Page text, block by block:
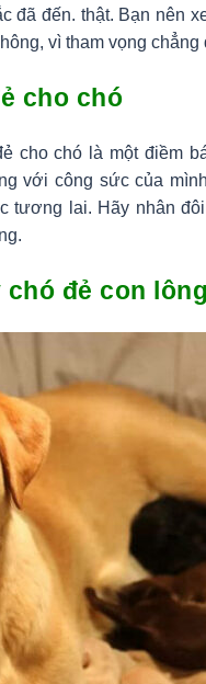
đã đến. thật. Bạn nên
vì tham vọng
cho chó
cho chó là một điềm
với công sức của
tương lai. Hãy nhân
chó đẻ con